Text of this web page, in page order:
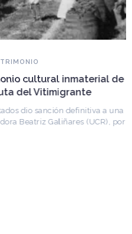
inmaterial de
definitiva a una
Galiñares (UCR), por la